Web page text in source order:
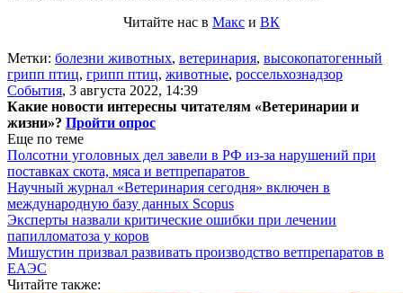
Читайте нас в Макс и ВК
Метки: болезни животных, ветеринария, высокопатогенный
грипп птиц, грипп птиц, животные, россельхознадзор
События, 3 августа 2022, 14:39
Какие новости интересны читателям «Ветеринарии и
жизни»? Пройти опрос
Еще по теме
Полсотни уголовных дел завели в РФ из-за нарушений при
поставках скота, мяса и ветпрепаратов
Научный журнал «Ветеринария сегодня» включен в
международную базу данных Scopus
Эксперты назвали критические ошибки при лечении
папилломатоза у коров
Мишустин призвал развивать производство ветпрепаратов в
ЕАЭС
Читайте также: